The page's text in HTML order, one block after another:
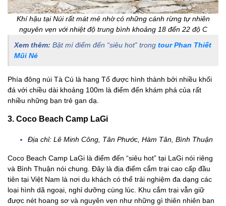
Khí hậu tại Núi rất mát mẻ nhờ có những cánh rừng tự nhiên
nguyên vẹn với nhiệt độ trung bình khoảng 18 đến 22 độ C
Xem thêm: Bật mí điểm đến “siêu hot” trong tour Phan Thiết
Mũi Né
Phía đông núi Tà Cú là hang Tổ được hình thành bởi nhiều khối
đá với chiều dài khoảng 100m là điểm đến khám phá của rất
nhiều những bạn trẻ gan dạ.
3. Coco Beach Camp LaGi
Địa chỉ: Lê Minh Công, Tân Phước, Hàm Tân, Bình Thuận
Coco Beach Camp LaGi là điểm đến “siêu hot” tại LaGi nói riêng
và Bình Thuận nói chung. Đây là địa điểm cắm trại cao cấp đầu
tiên tại Việt Nam là nơi du khách có thể trải nghiệm đa dạng các
loại hình dã ngoại, nghỉ dưỡng cùng lúc. Khu cắm trại vẫn giữ
được nét hoang sơ và nguyên vẹn như những gì thiên nhiên ban